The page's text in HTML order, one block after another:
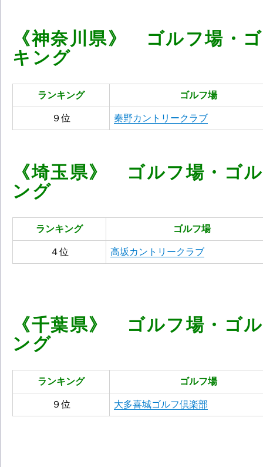
《神奈川県》 ゴルフ場・
キング
ランキング ゴルフ場
９位 秦野カントリークラブ
《埼玉県》 ゴルフ場・ゴ
ング
ランキング ゴルフ場
４位 高坂カントリークラブ
《千葉県》 ゴルフ場・ゴ
ング
ランキング ゴルフ場
９位 大多喜城ゴルフ倶楽部